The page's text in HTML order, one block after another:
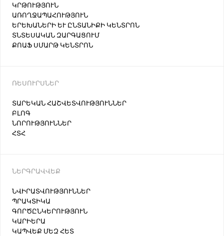
ԿՐԹՈՒԹՅՈՒՆ
ԱՌՈՂՋԱՊԱՀՈՒԹՅՈՒՆ
ԵՐԵԽԱՆԵՐԻ ԵՒ ԸՆՏԱՆԻՔԻ ԿԵՆՏՐՈՆ
ՏՆՏԵՍԱԿԱՆ ԶԱՐԳԱՑՈՒՄ
ՔՈԱՖ ՍՄԱՐԹ ԿԵՆՏՐՈՆ
ՌԵՍՈՒՐՍՆԵՐ
ՏԱՐԵԿԱՆ ՀԱՇՎԵՏՎՈՒԹՅՈՒՆՆԵՐ
ԲԼՈԳ
ՆՈՐՈՒԹՅՈՒՆՆԵՐ
ՀՏՀ
ՆԵՐԳՐԱՎՎԵՔ
ՆՎԻՐԱՏՎՈՒԹՅՈՒՆՆԵՐ
ՊՐԱԿՏԻԿԱ
ԳՈՐԾԸՆԿԵՐՈՒԹՅՈՒՆ
ԿԱՐԻԵՐԱ
ԿԱՊՎԵՔ ՄԵԶ ՀԵՏ